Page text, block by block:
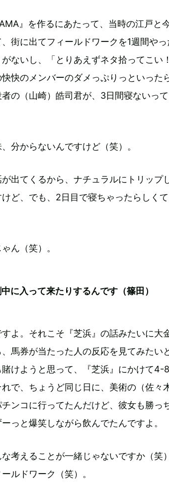
』を作るにあたって、当時の江戸と
街に出てフィールドワークを1週間やっ
ないし、「とりあえずネタ拾ってこい
快のメンバーのダメっぷりっといった
の（山崎）皓司君が、3日間寝ないって
分からないんですけど（笑）。
出てくるから、ナチュラルにトリップ
ど、でも、2日目で寝ちゃったらしくて
ん（笑）。
に入って来たりするんです（篠田）
よ。それこそ『芝浜』の話みたいに大
馬券が当たった人の反応を見てみたい
けようと思って、『芝浜』にかけて4-
で、ちょうど同じ日に、美術の（佐々
ンコに行ってたんだけど、彼女も勝っ
っと爆笑しながら飲んでたんですよ。
考えることが一緒じゃないですか（笑
ルドワーク（笑）。